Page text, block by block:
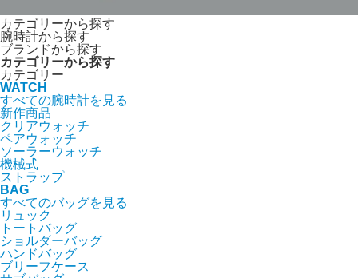
カテゴリーから探す
腕時計から探す
ブランドから探す
カテゴリーから探す
カテゴリー
WATCH
すべての腕時計を見る
新作商品
クリアウォッチ
ペアウォッチ
ソーラーウォッチ
機械式
ストラップ
BAG
すべてのバッグを見る
リュック
トートバッグ
ショルダーバッグ
ハンドバッグ
ブリーフケース